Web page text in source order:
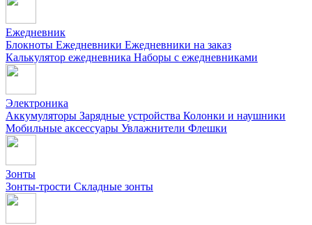
Ежедневник
Блокноты Ежедневники Ежедневники на заказ
Калькулятор ежедневника Наборы с ежедневниками
Электроника
Аккумуляторы Зарядные устройства Колонки и наушники
Мобильные аксессуары Увлажнители Флешки
Зонты
Зонты-трости Складные зонты